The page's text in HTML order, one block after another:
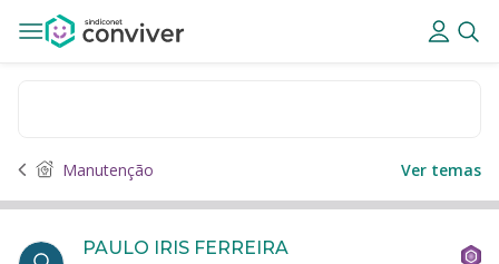
Manutenção Ver temas
PAULO IRIS FERREIRA